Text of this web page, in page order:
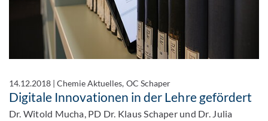
14.12.2018 |Chemie Aktuelles, OC Schaper
Digitale Innovationen in der Lehre gefördert
Dr. Witold Mucha, PD Dr. Klaus Schaper und Dr. Julia